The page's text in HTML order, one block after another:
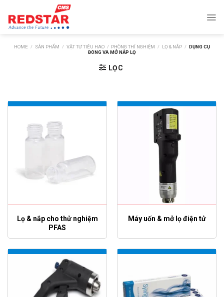
content
HOME / SẢN PHẨM / VẬT TƯ TIÊU HAO / PHÒNG THÍ NGHIỆM / LỌ & NẮP / DỤNG CỤ
ĐÓNG VÀ MỞ NẮP LỌ
LỌC
Lọ & nắp cho thử nghiệm
PFAS
Máy uốn & mở lọ điện tử